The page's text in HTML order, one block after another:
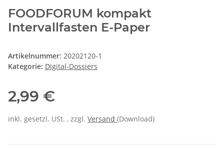
FOODFORUM kompakt
Intervallfasten E-Paper
Artikelnummer: 20202120-1
Kategorie: Digital-Dossiers
2,99 €
inkl. gesetzl. USt. , zzgl. Versand (Download)